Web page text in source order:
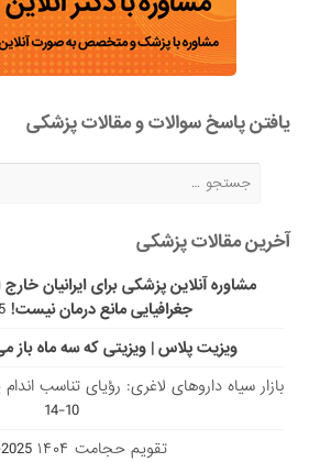
یافتن پاسخ سوالات و مقالات پزشکی
آخرین مقالات پزشکی
مشاوره آنلاین پزشکی برای ایرانیان
جغرافیایی مانع درمان نیست!
ویزیت پلاس | ویزیتی که سه ماه باز
بازار سیاه داروهای لاغری: رؤیای تناسب
10-14
تقویم حجامت ۱۴۰۴
2025-04-26